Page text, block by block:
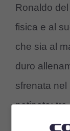
Ronaldo
fisica e al
che sia al
duro
sfrenata
patinate:
ad